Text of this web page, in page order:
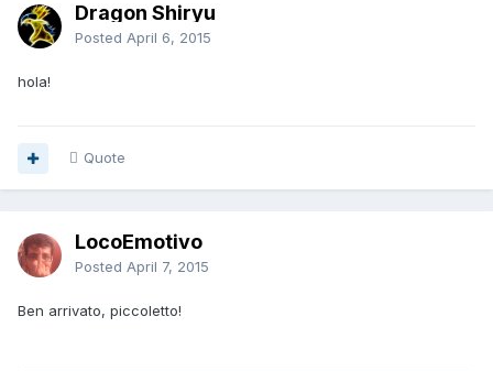
Dragon Shiryu
Posted April 6, 2015
hola!
Quote
LocoEmotivo
Posted April 7, 2015
Ben arrivato, piccoletto!